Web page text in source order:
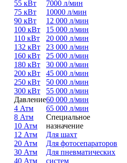
55 кВт
75 кВт
90 кВт
100 кВт
110 кВт
132 кВт
160 кВт
180 кВт
200 кВт
250 кВт
300 кВт
Давление
4 Атм
8 Атм
10 Атм
12 Атм
20 Атм
30 Атм
40 Атм
7000 л/мин
10000 л/мин
12 000 л/мин
15 000 л/мин
20 000 л/мин
23 000 л/мин
25 000 л/мин
30 000 л/мин
45 000 л/мин
50 000 л/мин
55 000 л/мин
60 000 л/мин
65 000 л/мин
Специальное
назначение
Для шахт
Для фотосепараторов
Для пневматических
систем